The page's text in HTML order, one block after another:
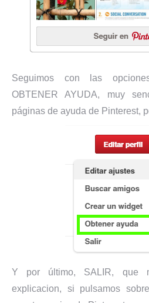
Seguimos con las
OBTENER AYUDA, muy
páginas de ayuda de Pinterest,
Y por último, SALIR, que
explicacion, si pulsamos